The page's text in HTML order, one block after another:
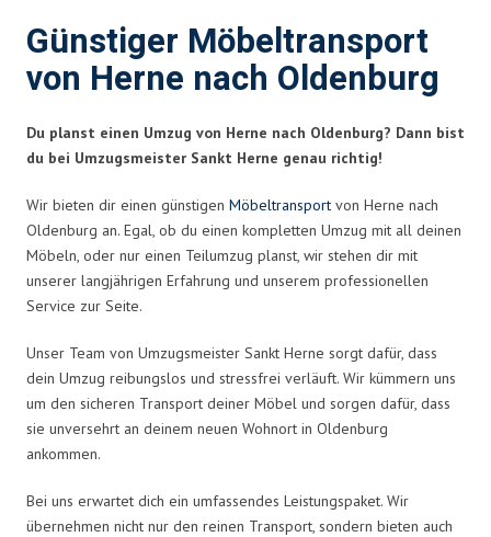
Günstiger Möbeltransport
von Herne nach Oldenburg
Du planst einen Umzug von Herne nach Oldenburg? Dann bist
du bei Umzugsmeister Sankt Herne genau richtig!
Wir bieten dir einen günstigen Möbeltransport von Herne nach
Oldenburg an. Egal, ob du einen kompletten Umzug mit all deinen
Möbeln, oder nur einen Teilumzug planst, wir stehen dir mit
unserer langjährigen Erfahrung und unserem professionellen
Service zur Seite.
Unser Team von Umzugsmeister Sankt Herne sorgt dafür, dass
dein Umzug reibungslos und stressfrei verläuft. Wir kümmern uns
um den sicheren Transport deiner Möbel und sorgen dafür, dass
sie unversehrt an deinem neuen Wohnort in Oldenburg
ankommen.
Bei uns erwartet dich ein umfassendes Leistungspaket. Wir
übernehmen nicht nur den reinen Transport, sondern bieten auch